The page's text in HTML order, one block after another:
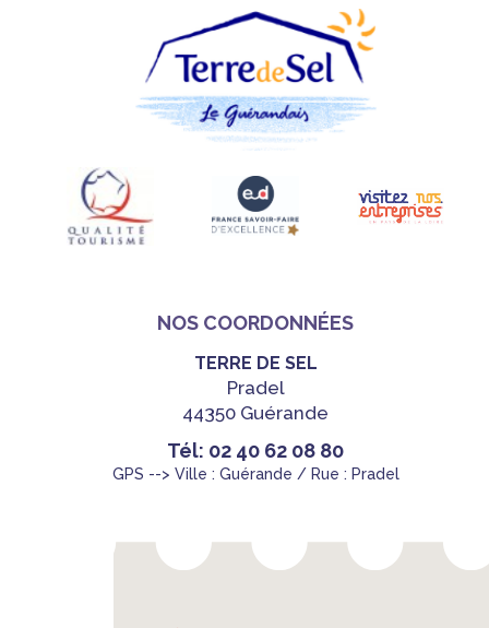
NOS COORDONNÉES
TERRE DE SEL
Pradel
44350 Guérande
Tél: 02 40 62 08 80
GPS --> Ville : Guérande / Rue : Pradel